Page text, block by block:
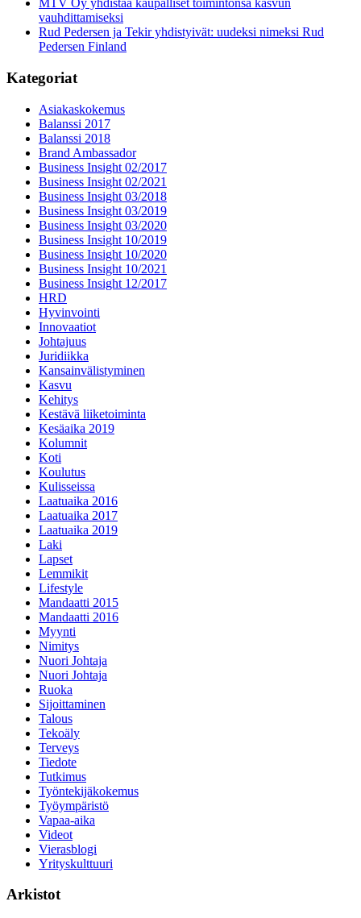
MTV Oy yhdistää kaupalliset toimintonsa kasvun
vauhdittamiseksi
Rud Pedersen ja Tekir yhdistyivät: uudeksi nimeksi Rud
Pedersen Finland
Kategoriat
Asiakaskokemus
Balanssi 2017
Balanssi 2018
Brand Ambassador
Business Insight 02/2017
Business Insight 02/2021
Business Insight 03/2018
Business Insight 03/2019
Business Insight 03/2020
Business Insight 10/2019
Business Insight 10/2020
Business Insight 10/2021
Business Insight 12/2017
HRD
Hyvinvointi
Innovaatiot
Johtajuus
Juridiikka
Kansainvälistyminen
Kasvu
Kehitys
Kestävä liiketoiminta
Kesäaika 2019
Kolumnit
Koti
Koulutus
Kulisseissa
Laatuaika 2016
Laatuaika 2017
Laatuaika 2019
Laki
Lapset
Lemmikit
Lifestyle
Mandaatti 2015
Mandaatti 2016
Myynti
Nimitys
Nuori Johtaja
Nuori Johtaja
Ruoka
Sijoittaminen
Talous
Tekoäly
Terveys
Tiedote
Tutkimus
Työntekijäkokemus
Työympäristö
Vapaa-aika
Videot
Vierasblogi
Yrityskulttuuri
Arkistot